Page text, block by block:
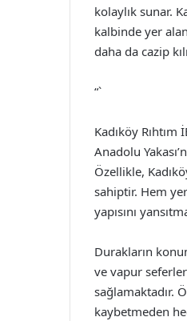
kolaylık sunar.
kalbinde yer
daha da cazip
“`
Kadıköy
Anadolu
Özellikle,
sahiptir. Hem
yapısını
Durakların
ve vapur
sağlamaktadır.
kaybetmeden